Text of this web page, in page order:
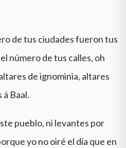
de tus ciudades fueron tus
número de tus calles, oh
de ignominia, altares
Baal.
pueblo, ni levantes por
yo no oiré el día que en